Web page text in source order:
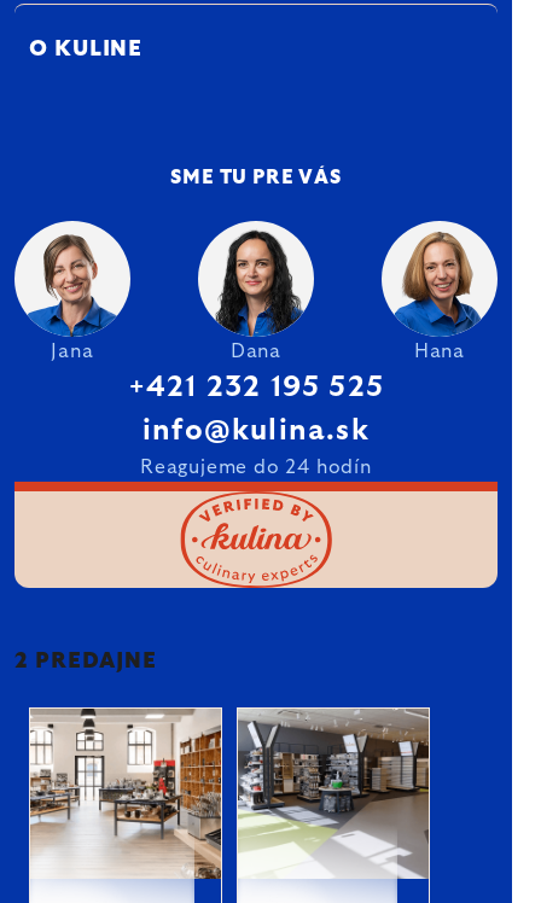
O KULINE
SME TU PRE VÁS
Jana Dana Hana
+421 232 195 525
info@kulina.sk
Reagujeme do 24 hodín
2 PREDAJNE